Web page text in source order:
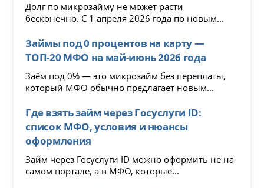
Долг по микрозайму не может расти
бесконечно. С 1 апреля 2026 года по новым...
Займы под 0 процентов на карту —
ТОП-20 МФО на май-июнь 2026 года
Заём под 0% — это микрозайм без переплаты,
который МФО обычно предлагает новым...
Где взять займ через Госуслуги ID:
список МФО, условия и нюансы
оформления
Займ через Госуслуги ID можно оформить не на
самом портале, а в МФО, которые...